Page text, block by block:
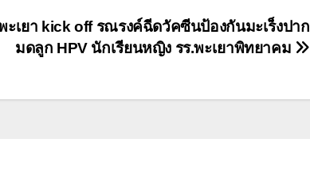
ะเยา kick off รณรงค์ฉีดวัคซีนป้องกันมะเร็งปาก
มดลูก HPV นักเรียนหญิง รร.พะเยาพิทยาคม